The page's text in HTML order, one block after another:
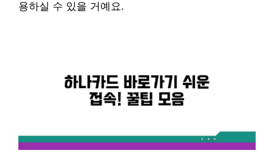
용하실 수 있을 거예요.